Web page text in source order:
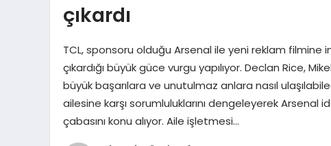
çıkardı
TCL, sponsoru olduğu Arsenal ile yeni reklam filmine
çıkardığı büyük güce vurgu yapılıyor. Declan Rice,
büyük başarılara ve unutulmaz anlara nasıl
ailesine karşı sorumluluklarını dengeleyerek
çabasını konu alıyor. Aile işletmesi…